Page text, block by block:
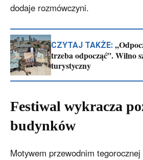
dodaje rozmówczyni.
CZYTAJ TAKŻE:
trzeba odpocząć”. Wilno
turystyczny
Festiwal wykracza
budynków
Motywem przewodnim tegorocznej